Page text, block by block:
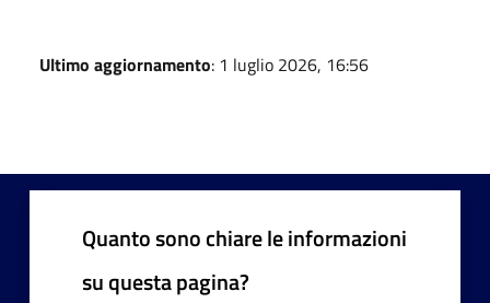
Ultimo aggiornamento: 1 luglio 2026, 16:56
Quanto sono chiare le informazioni
su questa pagina?